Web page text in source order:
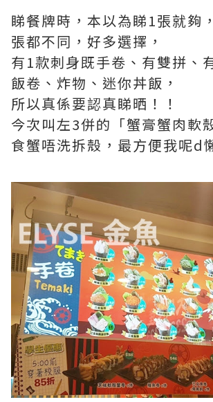
睇餐牌時，本以為睇1張就夠
張都不同，好多選擇，
有1款刺身既手卷、有雙拼、
飯卷、炸物、迷你丼飯，
所以真係要認真睇晒！！
今次叫左3併的「蟹膏蟹肉軟
食蟹唔洗拆殼，最方便我呢d